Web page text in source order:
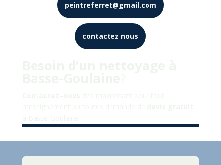
peintreferret@gmail.com
contactez nous